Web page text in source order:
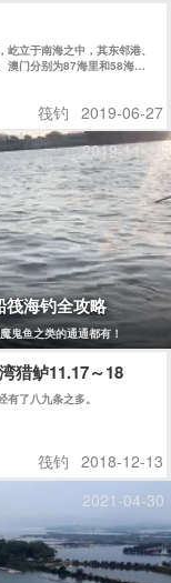
屹立于南海之中，其东邻港、
澳门分别为87海里和58海
筏钓 2019-06-27
2019-11-14
筏海钓全攻略
鬼鱼之类的通通都有！
猎鲈11.17～18
了八九条之多。
筏钓 2018-12-13
2021-04-30